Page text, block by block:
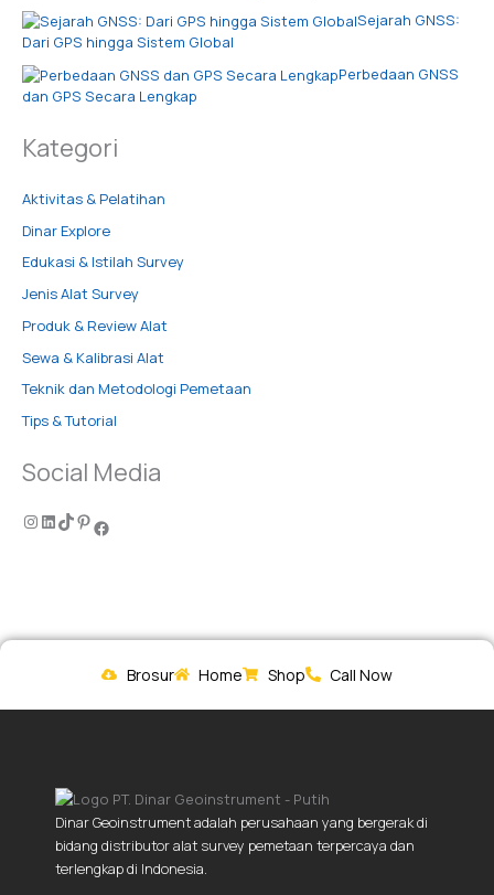
Sejarah GNSS:
Dari GPS hingga Sistem Global
Perbedaan GNSS
dan GPS Secara Lengkap
Kategori
Aktivitas & Pelatihan
Dinar Explore
Edukasi & Istilah Survey
Jenis Alat Survey
Produk & Review Alat
Sewa & Kalibrasi Alat
Teknik dan Metodologi Pemetaan
Tips & Tutorial
Social Media
Brosur Home Shop Call Now
Dinar Geoinstrument adalah perusahaan yang bergerak di
bidang distributor alat survey pemetaan terpercaya dan
terlengkap di Indonesia.